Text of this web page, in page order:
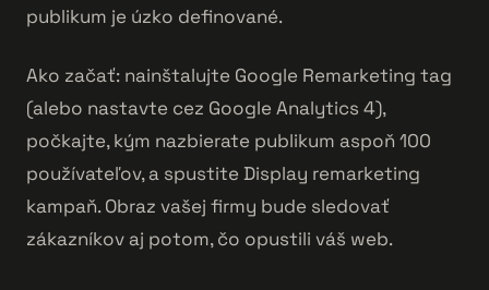
publikum je úzko definované.
Ako začať: nainštalujte Google Remarketing tag
(alebo nastavte cez Google Analytics 4),
počkajte, kým nazbierate publikum aspoň 100
používateľov, a spustite Display remarketing
kampaň. Obraz vašej firmy bude sledovať
zákazníkov aj potom, čo opustili váš web.